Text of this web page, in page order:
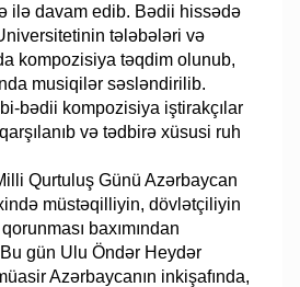
ilə davam edib. Bədii hissədə
tələbələri və
kompozisiya təqdim olunub,
musiqilər səsləndirilib.
bədii kompozisiya iştirakçılar
və tədbirə xüsusi ruh
Qurtuluş Günü Azərbaycan
müstəqilliyin, dövlətçiliyin
baxımından
gün Ulu Öndər Heydər
Azərbaycanın inkişafında,